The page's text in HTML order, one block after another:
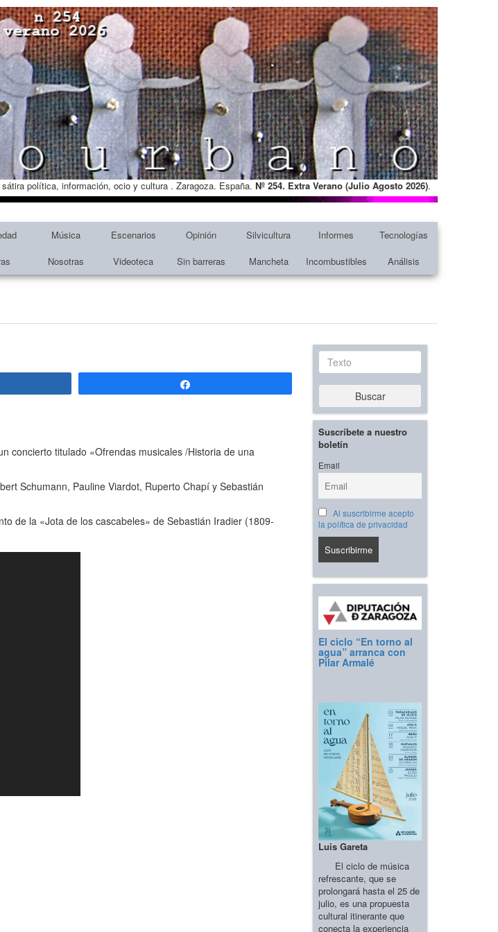
política, información, ocio y cultura . Zaragoza. España. Nº 254. Extra Verano (Julio Agosto 2026).
Música Escenarios Opinión Silvicultura Informes
Tecnologías
Nosotras Videoteca Sin barreras Mancheta Incombustibles Análisis
concierto titulado «Ofrendas musicales /Historia de una
Schumann, Pauline Viardot, Ruperto Chapí y Sebastián
de la «Jota de los cascabeles» de Sebastián Iradier (1809-
Texto
Buscar
Suscríbete a nuestro
boletín
Email
Al suscribirme acepto
la política de privacidad
El ciclo “En torno al
agua” arranca con
Pilar Armalé
Luis Gareta
El ciclo de música
refrescante, que se
prolongará hasta el 25 de
julio, es una propuesta
cultural itinerante que
conecta la experiencia